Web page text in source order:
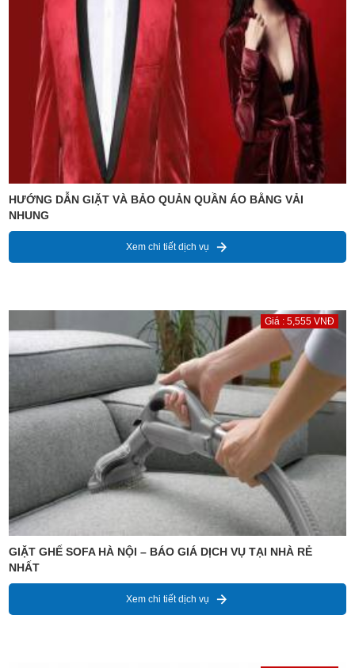
HƯỚNG DẪN GIẶT VÀ BẢO QUẢN QUẦN ÁO BẰNG VẢI
NHUNG
Xem chi tiết dịch vụ
Giá : 5,555 VNĐ
GIẶT GHẾ SOFA HÀ NỘI – BÁO GIÁ DỊCH VỤ TẠI NHÀ RẺ
NHẤT
Xem chi tiết dịch vụ